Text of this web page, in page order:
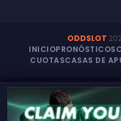
ODDSLOT
INICIOPRONÓSTICOS
CUOTASCASAS DE